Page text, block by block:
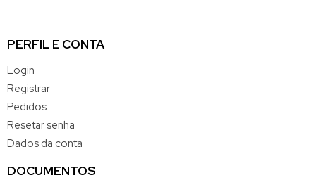
PERFIL E CONTA
Login
Registrar
Pedidos
Resetar senha
Dados da conta
DOCUMENTOS